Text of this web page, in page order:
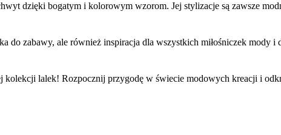
dzięki bogatym i kolorowym wzorom. Jej stylizacje są zawsze
do zabawy, ale również inspiracja dla wszystkich miłośniczek mody
lalek! Rozpocznij przygodę w świecie modowych kreacji i